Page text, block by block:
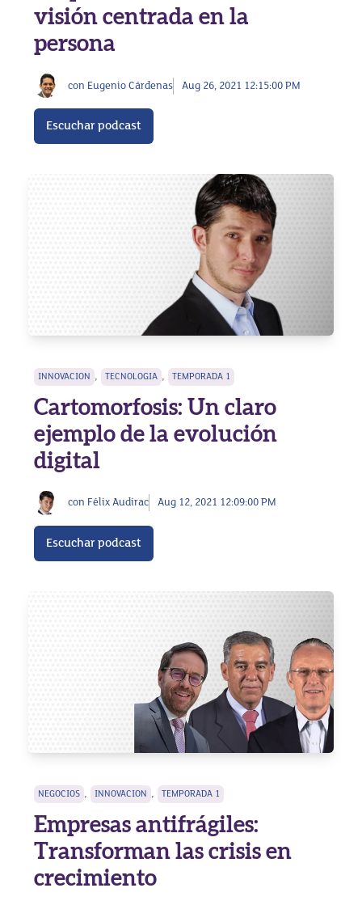
visión centrada en la
persona
con Eugenio Cárdenas Aug 26, 2021 12:15:00 PM
Escuchar podcast
INNOVACION , TECNOLOGIA , TEMPORADA 1
Cartomorfosis: Un claro
ejemplo de la evolución
digital
con Félix Audirac Aug 12, 2021 12:09:00 PM
Escuchar podcast
NEGOCIOS , INNOVACION , TEMPORADA 1
Empresas antifrágiles:
Transforman las crisis en
crecimiento